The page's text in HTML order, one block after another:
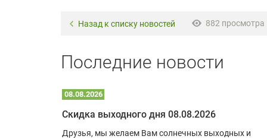
Назад к списку новостей 882 просмотра
Последние новости
08.08.2026
Скидка выходного дня 08.08.2026
Друзья, мы желаем Вам солнечных выходных и